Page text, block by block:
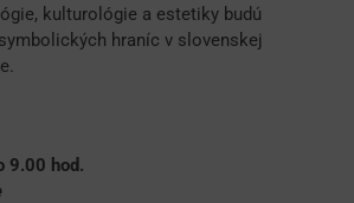
kulturológie a estetiky budú
hraníc v slovenskej
9.00 hod.